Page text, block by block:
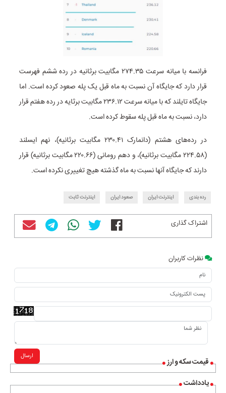
قیمت سکه و ارز
یادداشت
فرانسه با میانه سرعت ۲۷۴.۳۵ مگابیت برثانیه در رده ششم فهرست
قرار دارد که جایگاه آن نسبت به ماه قبل یک پله صعود کرده است. اما
جایگاه تایلند که با میانه سرعت ۲۳۶.۱۲ مگابیت برثایه در رده هفتم قرار
دارد، نسبت به ماه قبل پله سقوط کرده است.
در رده‌های هشتم (دانمارک ۲۳۰.۴۱ مگابیت برثانیه)، نهم ایسلند
(۲۲۴.۵۸ مگابیت برثانیه)، و دهم رومانی (۲۲۰.۶۶ مگابیت برثانیه) قرار
دارند که جایگاه آنها نسبت به ماه گذشته هیچ تغییری نکرده است.
رده بندی اینترنت ایران صعود ایران اینترنت ثابت
اشتراک گذاری
نظرات کاربران
ارسال